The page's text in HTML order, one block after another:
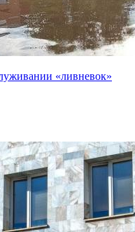
«ливневок»